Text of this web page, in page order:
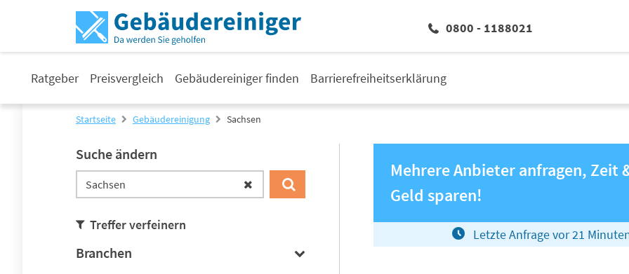
0800 - 1188021
Ratgeber Preisvergleich Gebäudereiniger finden Barrierefreiheitserklärung
Startseite Gebäudereinigung Sachsen
Suche ändern
Treffer verfeinern
Branchen
Mehrere Anbieter anfragen, Zeit
Geld sparen!
Letzte Anfrage vor21